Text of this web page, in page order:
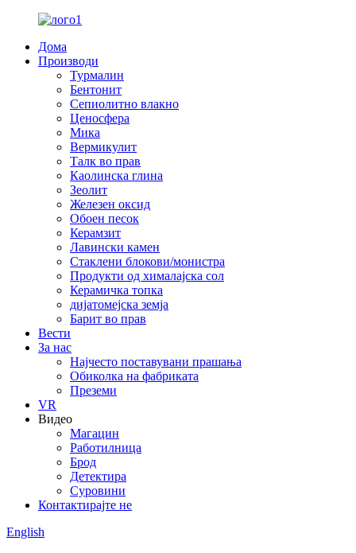
Дома
Производи
Турмалин
Бентонит
Сепиолитно влакно
Ценосфера
Мика
Вермикулит
Талк во прав
Каолинска глина
Зеолит
Железен оксид
Обоен песок
Керамзит
Лавински камен
Стаклени блокови/монистра
Продукти од хималајска сол
Керамичка топка
дијатомејска земја
Барит во прав
Вести
За нас
Најчесто поставувани прашања
Обиколка на фабриката
Преземи
VR
Видео
Магацин
Работилница
Брод
Детектира
Суровини
Контактирајте не
English